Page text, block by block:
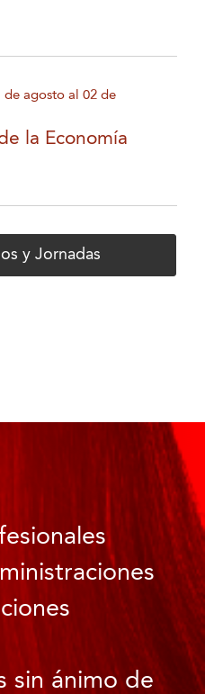
de agosto al 02 de
la Economía
y Jornadas
sin ánimo de